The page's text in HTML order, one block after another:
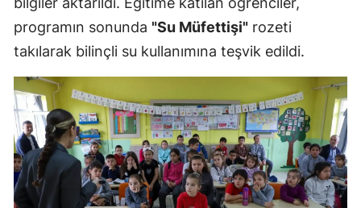
programın sonunda "Su Müfettişi" rozeti
takılarak bilinçli su kullanımına teşvik edildi.